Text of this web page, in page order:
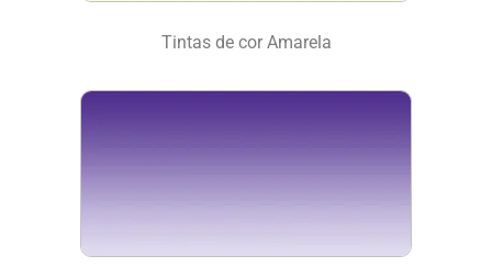
Tintas de cor Amarela